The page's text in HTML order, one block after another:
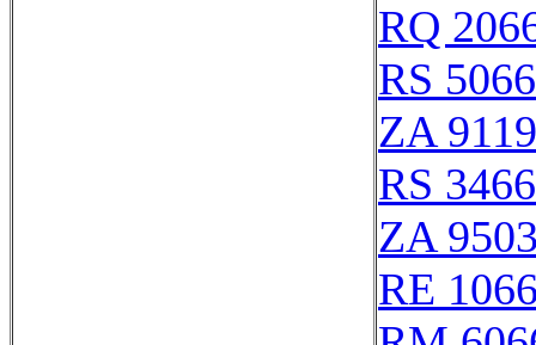
RQ
RS
ZA
RS
ZA
RE